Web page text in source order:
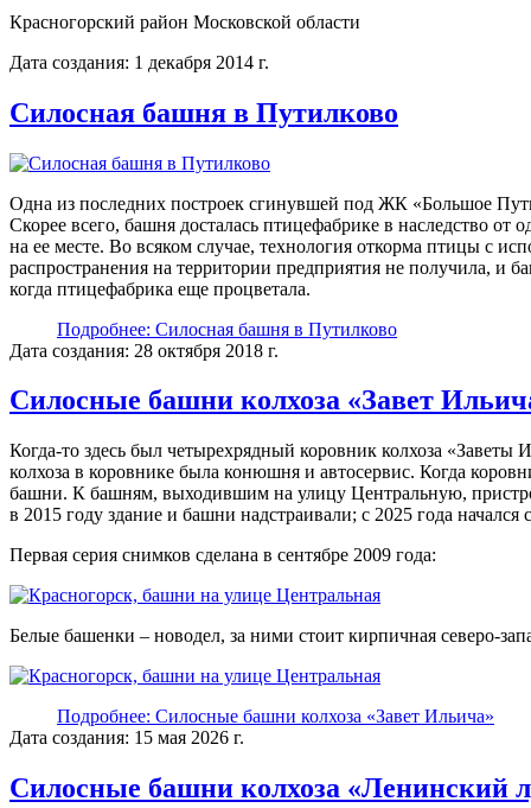
Красногорский район Московской области
Дата создания: 1 декабря 2014 г.
Силосная башня в Путилково
Одна из последних построек сгинувшей под ЖК «Большое
Скорее всего, башня досталась птицефабрике в наследство от
на ее месте. Во всяком случае, технология откорма птицы с
распространения на территории предприятия не получила, и
когда птицефабрика еще процветала.
Подробнее: Силосная башня в Путилково
Дата создания: 28 октября 2018 г.
Силосные башни колхоза «Завет
Когда-то здесь был четырехрядный коровник колхоза
колхоза в коровнике была конюшня и автосервис. Когда
башни. К башням, выходившим на улицу Центральную,
в 2015 году здание и башни надстраивали; с 2025 года начался
Первая серия снимков сделана в сентябре 2009 года:
Белые башенки – новодел, за ними стоит кирпичная северо-
Подробнее: Силосные башни колхоза «Завет Ильича»
Дата создания: 15 мая 2026 г.
Силосные башни колхоза «Ленинский